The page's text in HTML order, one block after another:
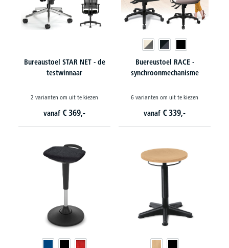
Bureaustoel STAR NET - de
testwinnaar
2 varianten om uit te kiezen
vanaf € 369,-
Buereustoel RACE -
synchroonmechanisme
6 varianten om uit te kiezen
vanaf € 339,-